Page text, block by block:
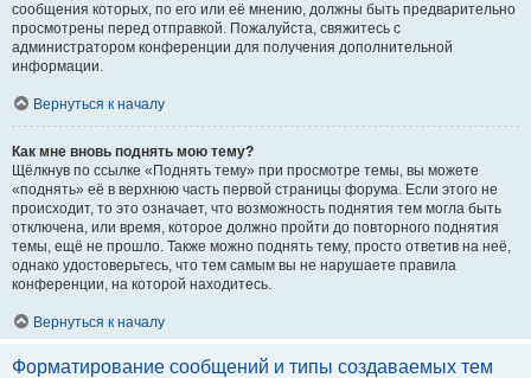
сообщения которых, по его или её мнению, должны быть предварительно
просмотрены перед отправкой. Пожалуйста, свяжитесь с
администратором конференции для получения дополнительной
информации.
Вернуться к началу
Как мне вновь поднять мою тему?
Щёлкнув по ссылке «Поднять тему» при просмотре темы, вы можете
«поднять» её в верхнюю часть первой страницы форума. Если этого не
происходит, то это означает, что возможность поднятия тем могла быть
отключена, или время, которое должно пройти до повторного поднятия
темы, ещё не прошло. Также можно поднять тему, просто ответив на неё,
однако удостоверьтесь, что тем самым вы не нарушаете правила
конференции, на которой находитесь.
Вернуться к началу
Форматирование сообщений и типы создаваемых тем